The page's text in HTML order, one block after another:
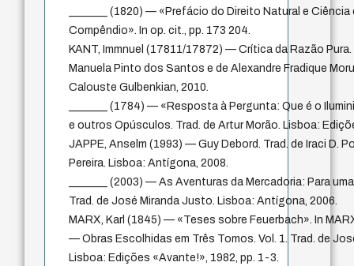
_______ (1820) — «Prefácio do Direito Natural e
Compêndio». In op. cit., pp. 173 204.
KANT, Immnuel (17811/17872) — Crítica da Razão Pura.
Manuela Pinto dos Santos e de Alexandre Fradique
Calouste Gulbenkian, 2010.
_______ (1784) — «Resposta à Pergunta: Que é o
e outros Opúsculos. Trad. de Artur Morão. Lisboa:
JAPPE, Anselm (1993) — Guy Debord. Trad. de Iraci D.
Pereira. Lisboa: Antígona, 2008.
_______ (2003) — As Aventuras da Mercadoria: Para
Trad. de José Miranda Justo. Lisboa: Antígona, 2006.
MARX, Karl (1845) — «Teses sobre Feuerbach». In
— Obras Escolhidas em Três Tomos. Vol. 1. Trad. de
Lisboa: Edições «Avante!», 1982, pp. 1-3.